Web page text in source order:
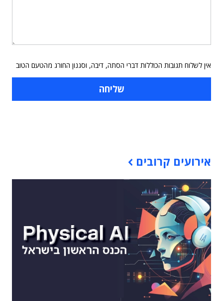
אין לשלוח תגובות הכוללות דברי הסתה, דיבה, וסגנון החורג מהטעם הטוב
אירועים קרובים